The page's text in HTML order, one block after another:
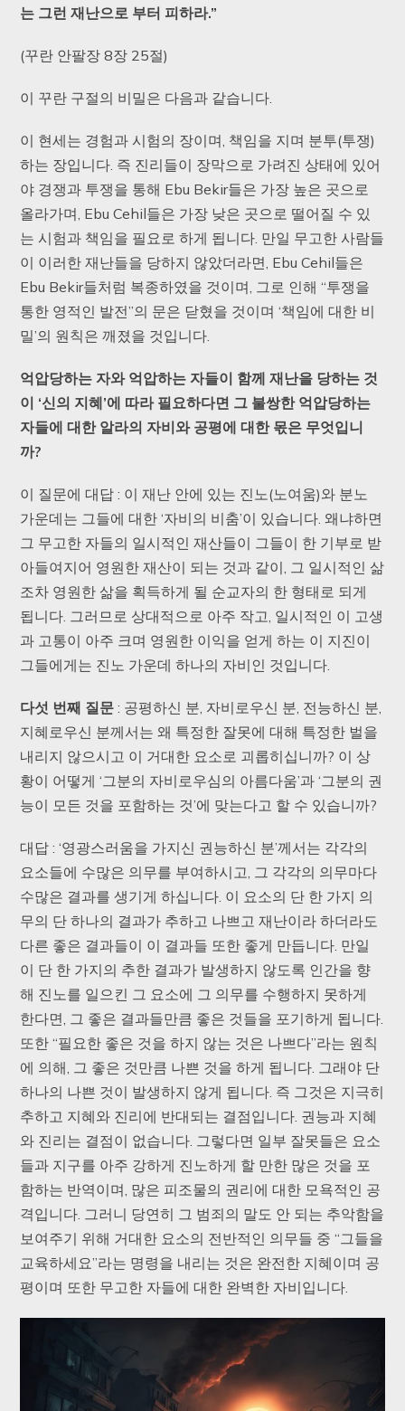
는 그런재난으로 부터 피하라.”
(꾸란 안팔장 8장 25절)
이 꾸란 구절의 비밀은 다음과 같습니다.
이 현세는 경험과 시험의 장이며, 책임을 지며 분투(투쟁)
하는 장입니다. 즉 진리들이 장막으로 가려진 상태에 있어
야 경쟁과 투쟁을 통해 Ebu Bekir들은 가장 높은 곳으로
올라가며, Ebu Cehil들은 가장 낮은 곳으로 떨어질 수 있
는 시험과 책임을 필요로 하게 됩니다. 만일 무고한 사람들
이 이러한 재난들을 당하지 않았더라면, Ebu Cehil들은
Ebu Bekir들처럼 복종하였을 것이며, 그로 인해 “투쟁을
통한 영적인 발전”의 문은 닫혔을 것이며 ‘책임에 대한 비
밀’의 원칙은 깨졌을 것입니다.
억압당하는자와 억압하는자들이 함께재난을 당하는 것
이 ‘신의 지혜’에 따라 필요하다면 그 불쌍한 억압당하는
자들에대한 알라의자비와 공평에대한 몫은 무엇입니
까?
이 질문에 대답 : 이 재난 안에 있는 진노(노여움)와 분노
가운데는 그들에 대한 ‘자비의 비춤’이 있습니다. 왜냐하면
그 무고한 자들의 일시적인 재산들이 그들이 한 기부로 받
아들여지어 영원한 재산이 되는 것과 같이, 그 일시적인 삶
조차 영원한 삶을 획득하게 될 순교자의 한 형태로 되게
됩니다. 그러므로 상대적으로 아주 작고, 일시적인 이 고생
과 고통이 아주 크며 영원한 이익을 얻게 하는 이 지진이
그들에게는 진노 가운데 하나의 자비인 것입니다.
다섯 번째 질문 : 공평하신 분, 자비로우신 분, 전능하신 분,
지혜로우신 분께서는 왜 특정한 잘못에 대해 특정한 벌을
내리지 않으시고 이 거대한 요소로 괴롭히십니까? 이 상
황이 어떻게 ‘그분의 자비로우심의 아름다움’과 ‘그분의 권
능이 모든 것을 포함하는 것’에 맞는다고 할 수 있습니까?
대답 : ‘영광스러움을 가지신 권능하신 분’께서는 각각의
요소들에 수많은 의무를 부여하시고, 그 각각의 의무마다
수많은 결과를 생기게 하십니다. 이 요소의 단 한 가지 의
무의 단 하나의 결과가 추하고 나쁘고 재난이라 하더라도
다른 좋은 결과들이 이 결과들 또한 좋게 만듭니다. 만일
이 단 한 가지의 추한 결과가 발생하지 않도록 인간을 향
해 진노를 일으킨 그 요소에 그 의무를 수행하지 못하게
한다면, 그 좋은 결과들만큼 좋은 것들을 포기하게 됩니다.
또한 “필요한 좋은 것을 하지 않는 것은 나쁘다”라는 원칙
에 의해, 그 좋은 것만큼 나쁜 것을 하게 됩니다. 그래야 단
하나의 나쁜 것이 발생하지 않게 됩니다. 즉 그것은 지극히
추하고 지혜와 진리에 반대되는 결점입니다. 권능과 지혜
와 진리는 결점이 없습니다. 그렇다면 일부 잘못들은 요소
들과 지구를 아주 강하게 진노하게 할 만한 많은 것을 포
함하는 반역이며, 많은 피조물의 권리에 대한 모욕적인 공
격입니다. 그러니 당연히 그 범죄의 말도 안 되는 추악함을
보여주기 위해 거대한 요소의 전반적인 의무들 중 “그들을
교육하세요”라는 명령을 내리는 것은 완전한 지혜이며 공
평이며 또한 무고한 자들에 대한 완벽한 자비입니다.